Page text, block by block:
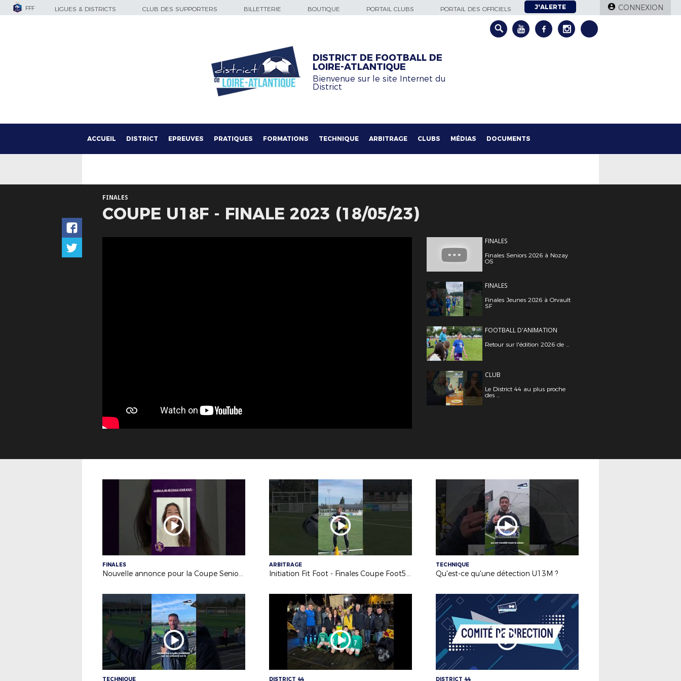
FFF LIGUES & DISTRICTS CLUB DES SUPPORTERS BILLETTERIE BOUTIQUE PORTAIL CLUBS PORTAIL DES OFFICIELS J'ALERTE CONNEXION
DISTRICT DE FOOTBALL DE
LOIRE-ATLANTIQUE
Bienvenue sur le site Internet du
District
ACCUEIL DISTRICT EPREUVES PRATIQUES FORMATIONS TECHNIQUE ARBITRAGE CLUBS MÉDIAS DOCUMENTS
FINALES
COUPE U18F - FINALE 2023 (18/05/23)
FINALES
Finales Seniors 2026 à Nozay
OS
FINALES
Finales Jeunes 2026 à Orvault
SF
FOOTBALL D'ANIMATION
Retour sur l'édition 2026 de ...
CLUB
Le District 44 au plus proche
des ...
FINALES
Nouvelle annonce pour la Coupe Seniors Féminines !
ARBITRAGE
Initiation Fit Foot - Finales Coupe Foot5 Jeunes (samedi 18 avril 2026)
TECHNIQUE
Qu'est-ce qu'une détection U13M ?
TECHNIQUE DISTRICT 44 DISTRICT 44